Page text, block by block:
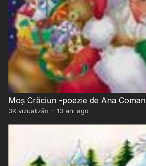
Moș Crăciun -poezie de Ana Coman
3Kvizualizări · 13 ani ago